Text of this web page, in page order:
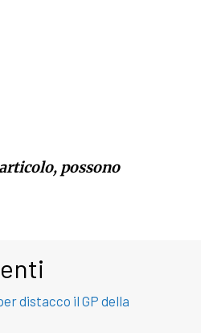
possono
distacco il GP della